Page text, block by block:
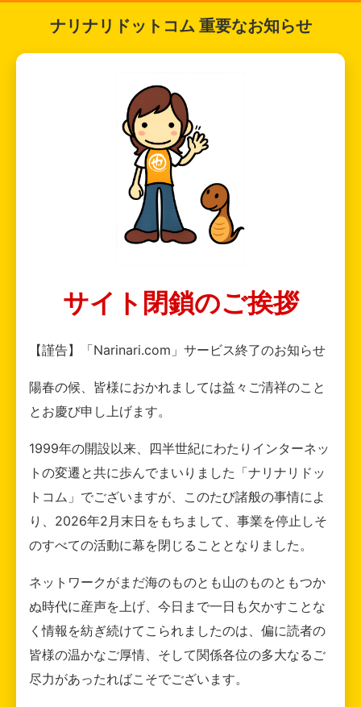
ナリナリドットコム 重要なお知らせ
サイト閉鎖のご挨拶
【謹告】「Narinari.com」サービス終了のお知らせ
陽春の候、皆様におかれましては益々ご清祥のこと
とお慶び申し上げます。
1999年の開設以来、四半世紀にわたりインターネッ
トの変遷と共に歩んでまいりました「ナリナリドッ
トコム」でございますが、このたび諸般の事情によ
り、2026年2月末日をもちまして、事業を停止しそ
のすべての活動に幕を閉じることとなりました。
ネットワークがまだ海のものとも山のものともつか
ぬ時代に産声を上げ、今日まで一日も欠かすことな
く情報を紡ぎ続けてこられましたのは、偏に読者の
皆様の温かなご厚情、そして関係各位の多大なるご
尽力があったればこそでございます。